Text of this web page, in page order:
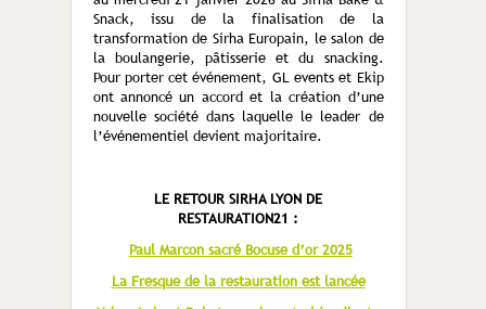
Snack, issu de la finalisation de la
transformation de Sirha Europain, le salon de
la boulangerie, pâtisserie et du snacking.
Pour porter cet événement, GL events et Ekip
ont annoncé un accord et la création d’une
nouvelle société dans laquelle le leader de
l’événementiel devient majoritaire.
LE RETOUR SIRHA LYON DE
RESTAURATION21 :
Paul Marcon sacré Bocuse d’or 2025
La Fresque de la restauration est lancée